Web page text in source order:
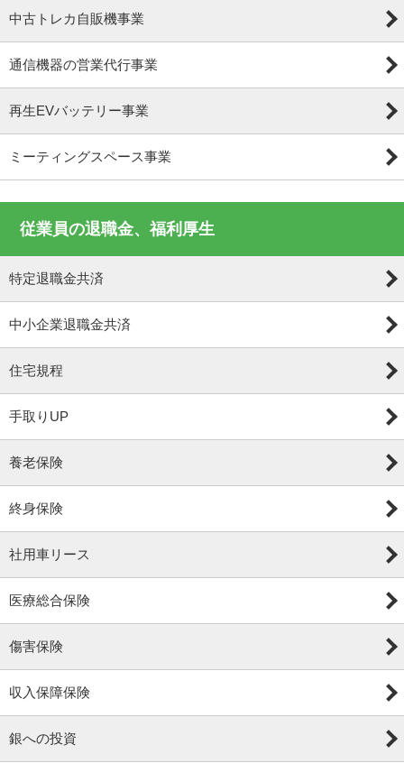
中古トレカ自販機事業
通信機器の営業代行事業
再生EVバッテリー事業
ミーティングスペース事業
従業員の退職金、福利厚生
特定退職金共済
中小企業退職金共済
住宅規程
手取りUP
養老保険
終身保険
社用車リース
医療総合保険
傷害保険
収入保障保険
銀への投資